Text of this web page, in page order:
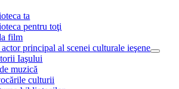
ta
pentru toţi
film
principal al scenei culturale ieşene
Iaşului
muzică
culturii